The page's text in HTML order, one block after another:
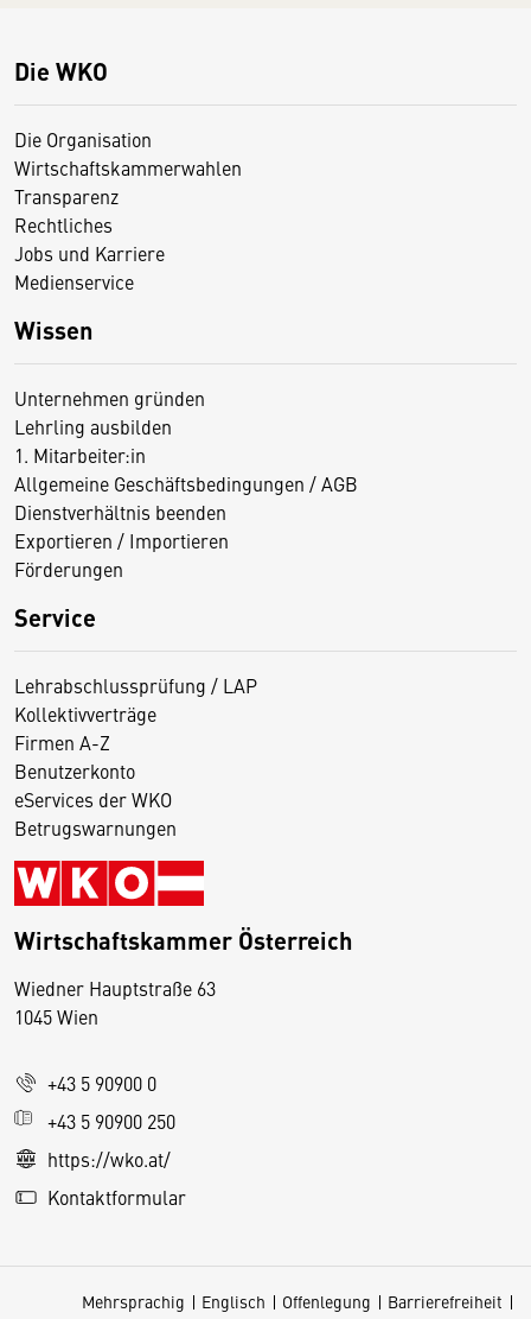
Die WKO
Die Organisation
Wirtschaftskammerwahlen
Transparenz
Rechtliches
Jobs und Karriere
Medienservice
Wissen
Unternehmen gründen
Lehrling ausbilden
1. Mitarbeiter:in
Allgemeine Geschäftsbedingungen / AGB
Dienstverhältnis beenden
Exportieren / Importieren
Förderungen
Service
Lehrabschlussprüfung / LAP
Kollektivverträge
Firmen A-Z
Benutzerkonto
eServices der WKO
Betrugswarnungen
Wirtschaftskammer Österreich
Wiedner Hauptstraße 63
1045 Wien
+43 5 90900 0
+43 5 90900 250
https://wko.at/
Kontaktformular
Mehrsprachig Englisch Offenlegung
Barrierefreiheit
D
s
e
S
e